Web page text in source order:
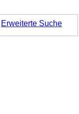
Erweiterte Suche